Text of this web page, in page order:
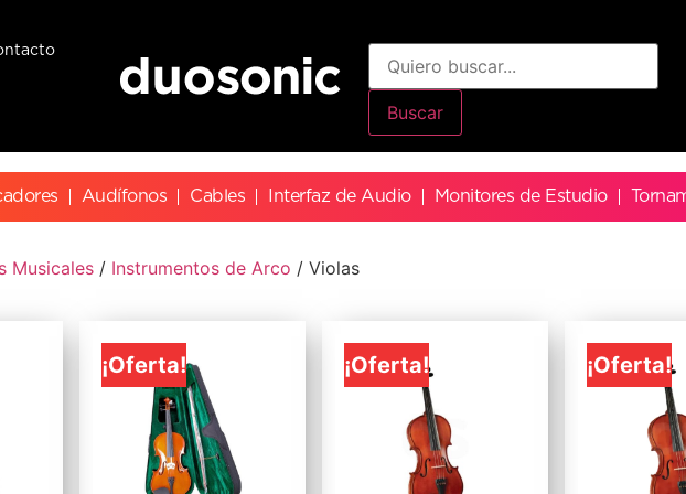
Buscar
Audífonos Cables Interfaz de Audio Monitores de Estudio
Musicales/ Instrumentos de Arco / Violas
¡Oferta! ¡Oferta! ¡Oferta!